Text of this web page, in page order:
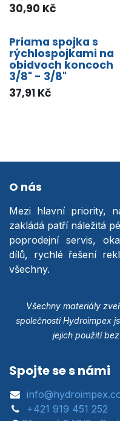
30,90 Kč
Priama spojka s
rýchlospojkami na
obidvoch koncoch
3/8" - 3/8"
37,91 Kč
O nás
Mezi hlavní priority,
zakládá patří náležitá
poprodejní servis,
dílů, rychlé řešení
všechny.
Všechny materiály
společnosti Hydroimpex
jejich použití
Spojte se s námi
+421 919 451 252